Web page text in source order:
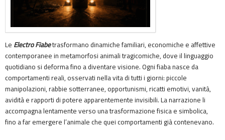
Le Electro Fiabetrasformano dinamiche familiari, economiche e affettive
contemporanee in metamorfosi animali tragicomiche, dove il linguaggio
quotidiano si deforma fino a diventare visione. Ogni fiaba nasce da
comportamenti reali, osservati nella vita di tutti i giorni: piccole
manipolazioni, rabbie sotterranee, opportunismi, ricatti emotivi, vanità,
avidità e rapporti di potere apparentemente invisibili. La narrazione li
accompagna lentamente verso una trasformazione fisica e simbolica,
fino a far emergere l’animale che quei comportamenti già contenevano.